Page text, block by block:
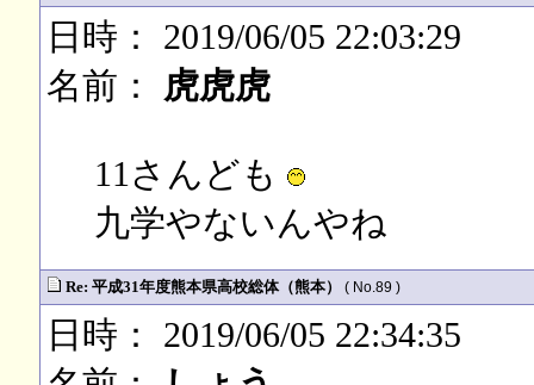
日時： 2019/06/05 22:03:29
名前：
虎虎虎
11さんども
九学やないんやね
Re: 平成31年度熊本県高校総体（熊本） ( No.89 )
日時： 2019/06/05 22:34:35